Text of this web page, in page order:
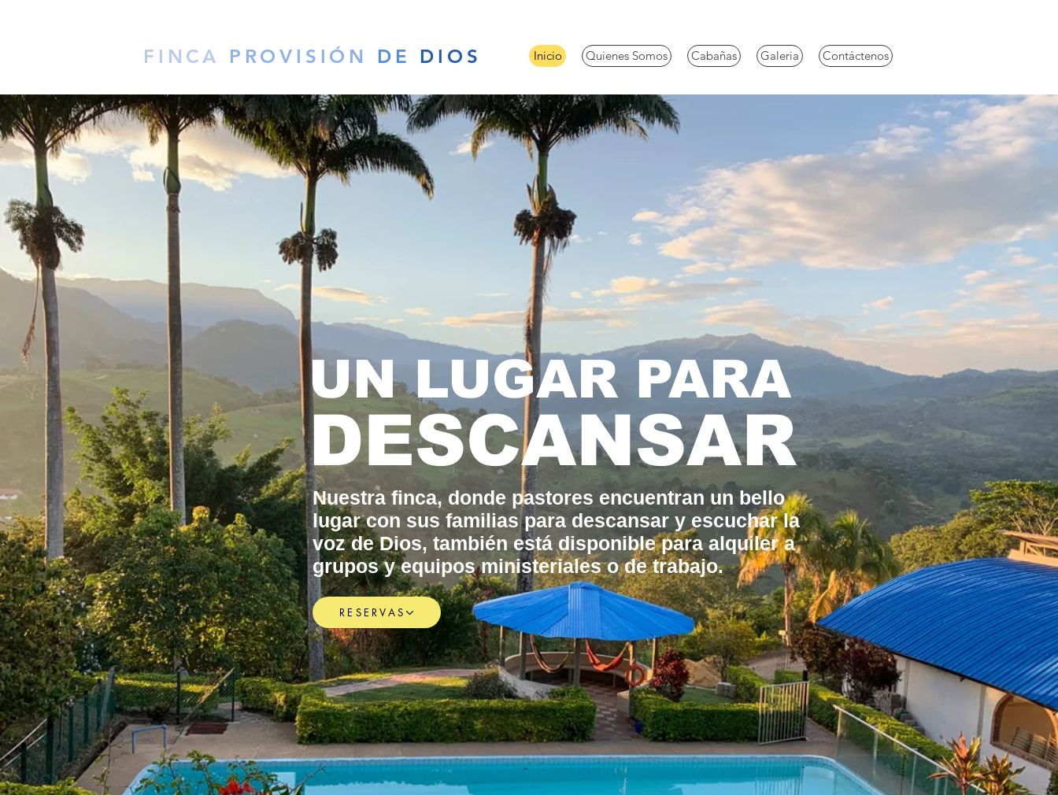
FINCA PROVISIÓN DE DIOS Inicio Quienes Somos Cabañas Galeria Contáctenos
UN LUGAR PARA
DESCANSAR
Nuestra finca, donde pastores encuentran un bello
lugar con sus familias para descansar y escuchar la
voz de Dios, también está disponible para alquiler a
grupos y equipos ministeriales o de trabajo.
RESERVAS